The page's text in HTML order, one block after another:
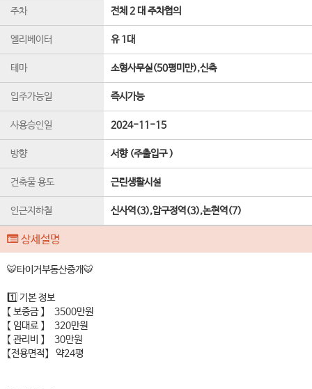
주차 전체 2 대 주차협의
엘리베이터 유 1 대
테마 소형사무실(50평미만),신축
입주가능일 즉시가능
사용승인일 2024-11-15
방향 서향 (주출입구 )
건축물 용도 근린생활시설
인근지하철 신사역(3),압구정역(3),논현역(7)
상세설명
🐯타이거부동산중개🐯
1️⃣ 기본 정보
【 보증금 】 3500만원
【 임대료 】 320만원
【 관리비 】 30만원
【전용면적】 약24평